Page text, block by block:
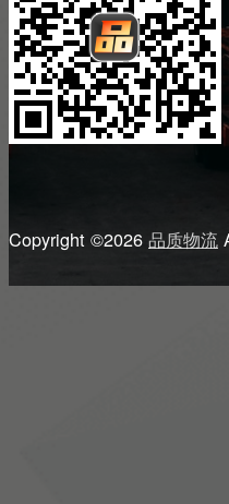
Copyright ©2026 品质物流